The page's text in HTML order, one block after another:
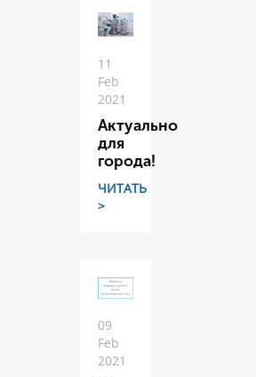
11
Feb
2021
Актуально
для
города!
ЧИТАТЬ
>
09
Feb
2021